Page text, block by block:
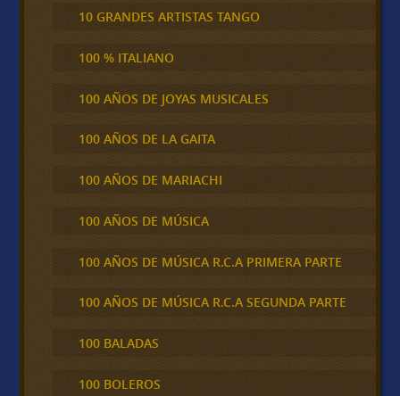
10 GRANDES ARTISTAS TANGO
100 % ITALIANO
100 AÑOS DE JOYAS MUSICALES
100 AÑOS DE LA GAITA
100 AÑOS DE MARIACHI
100 AÑOS DE MÚSICA
100 AÑOS DE MÚSICA R.C.A PRIMERA PARTE
100 AÑOS DE MÚSICA R.C.A SEGUNDA PARTE
100 BALADAS
100 BOLEROS